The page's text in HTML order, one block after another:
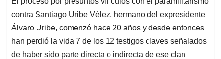
s
A
p
p
b
o
o
k
e
d
I
n
l
a
d
s
contra Santiago Uribe Vélez, hermano del expresidente
Álvaro Uribe, comenzó hace 20 años y desde entonces
han perdió la vida 7 de los 12 testigos claves señalados
de haber sido parte directa o indirecta de ese clan